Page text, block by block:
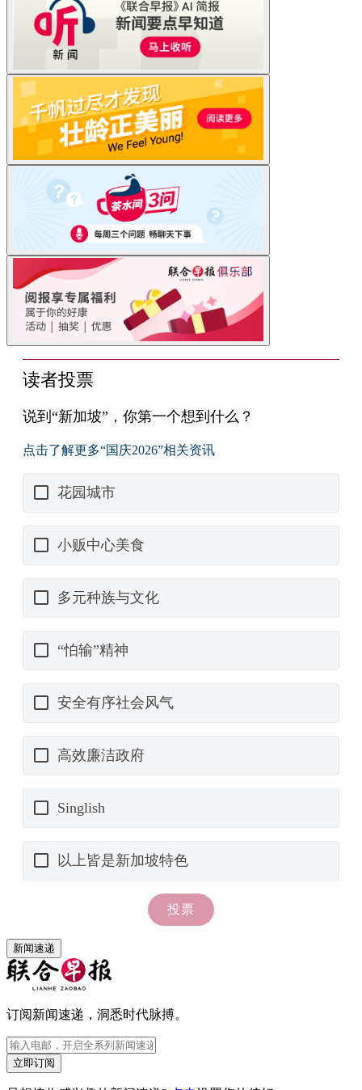
新闻速递
订阅新闻速递，洞悉时代脉搏。
立即订阅